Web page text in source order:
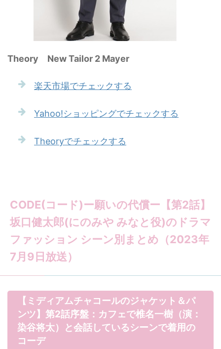
Theory New Tailor 2 Mayer
楽天市場でチェックする
Yahoo!ショッピングでチェックする
Theoryでチェックする
CODE(コード)ー願いの代償ー【第2話】
坂口健太郎(にのみや みなと役)のドラマ
ファッション シーン別まとめ（2023年
7月9日放送）
【ミディアムチャコールのジャケット＆パ
ンツ】第2話序盤：カフェで椎名一樹（演：
染谷将太）と会話しているシーンで着用の
コーデ